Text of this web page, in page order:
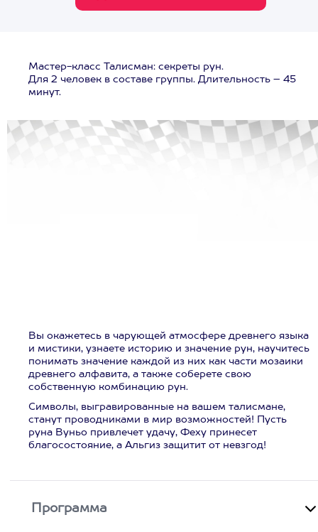
Мастер-класс Талисман: секреты рун.
Для 2 человек в составе группы. Длительность – 45
минут.
Вы окажетесь в чарующей атмосфере древнего языка
и мистики, узнаете историю и значение рун, научитесь
понимать значение каждой из них как части мозаики
древнего алфавита, а также соберете свою
собственную комбинацию рун.
Символы, выгравированные на вашем талисмане,
станут проводниками в мир возможностей! Пусть
руна Вуньо привлечет удачу, Феху принесет
благосостояние, а Альгиз защитит от невзгод!
Программа